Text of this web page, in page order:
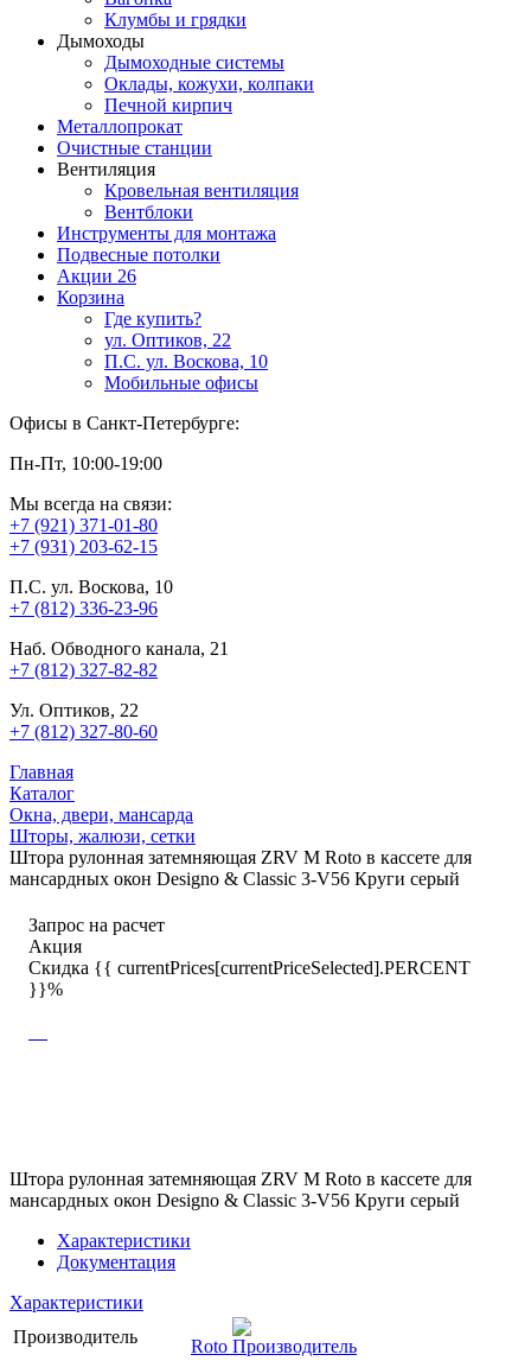
Клумбы и грядки
Дымоходы
Дымоходные системы
Оклады, кожухи, колпаки
Печной кирпич
Металлопрокат
Очистные станции
Вентиляция
Кровельная вентиляция
Вентблоки
Инструменты для монтажа
Подвесные потолки
Акции 26
Корзина
Где купить?
ул. Оптиков, 22
П.С. ул. Воскова, 10
Мобильные офисы
Офисы в Санкт-Петербурге:
Пн-Пт, 10:00-19:00
Мы всегда на связи:
+7 (921) 371-01-80
+7 (931) 203-62-15
П.С. ул. Воскова, 10
+7 (812) 336-23-96
Наб. Обводного канала, 21
+7 (812) 327-82-82
Ул. Оптиков, 22
+7 (812) 327-80-60
Главная
Каталог
Окна, двери, мансарда
Шторы, жалюзи, сетки
Штора рулонная затемняющая ZRV M Roto в кассете для
мансардных окон Designo & Classic 3-V56 Круги серый
Запрос на расчет
Акция
Скидка {{ currentPrices[currentPriceSelected].PERCENT
}}%
Штора рулонная затемняющая ZRV M Roto в кассете для
мансардных окон Designo & Classic 3-V56 Круги серый
Характеристики
Документация
Характеристики
Производитель
Roto